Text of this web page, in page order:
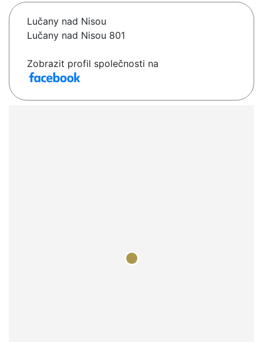
Lučany nad Nisou
Lučany nad Nisou 801
Zobrazit profil společnosti na